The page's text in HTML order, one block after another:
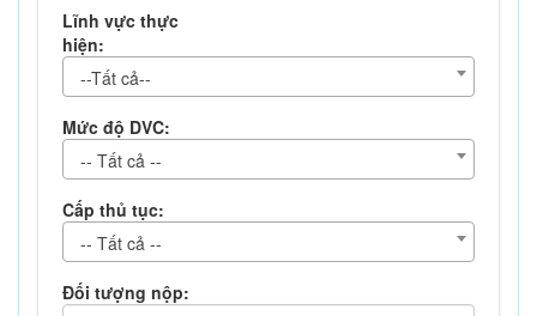
Lĩnh vực thực
hiện:
--Tất cả--
Mức độ DVC:
-- Tất cả --
Cấp thủ tục:
-- Tất cả --
Đối tượng nộp: